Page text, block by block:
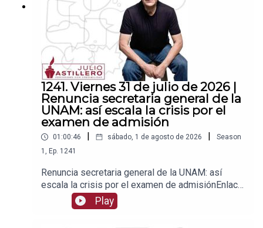
1241. Viernes 31 de julio de 2026 |
Renuncia secretaria general de la
UNAM: así escala la crisis por el
examen de admisión
01:00:46 | sábado, 1 de agosto de 2026 |
Season
1 , Ep. 1241
Renuncia secretaria general de la UNAM: así
escala la crisis por el examen de admisiónEnlace
para apoyar vía
Patreon:https://www.patreon.com/julioastilleroEnl
Play